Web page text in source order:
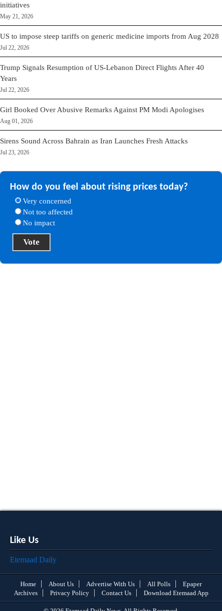
initiatives
May 21, 2026
US to impose steep tariffs on generic medicine imports from Aug 2028
Jul 22, 2026
Trump Signals Resumption of US-Lebanon Direct Flights After 40
Years
Jul 22, 2026
Girl Booked Over Abusive Remarks Against PM Modi Apologises
Aug 01, 2026
Sirens Sound Across Bahrain as Iran Launches Fresh Attacks
Jul 23, 2026
How do you feel about rising prices today?
Very concerned
Not too affected
No impact
Like Us
Etemaad Daily
Home About Us Advertise With Us All Polls
Epaper
Archives
Privacy Policy Contact Us Download Etemaad App